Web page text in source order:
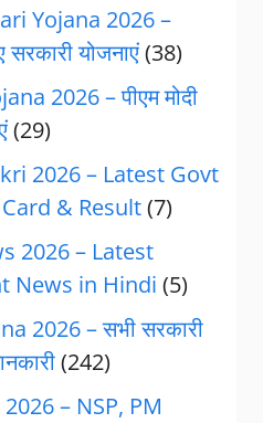
Yojana 2026 –
योजनाएं(38)
2026 – पीएम मोदी
(29)
2026 – Latest Govt
& Result(7)
2026 – Latest
News in Hindi (5)
2026 – सभी सरकारी
(242)
– NSP, PM